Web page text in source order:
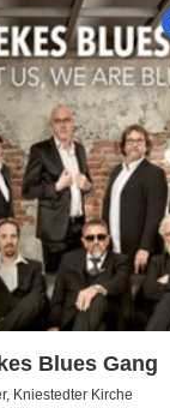
Blues Gang
Kniestedter Kirche